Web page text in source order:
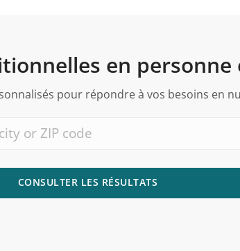
en personne
pour répondre à vos besoins en
CONSULTER LES RÉSULTATS